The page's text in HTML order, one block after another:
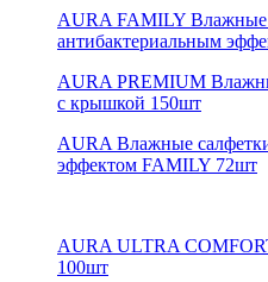
AURA FAMILY Влажные
антибактериальным
AURA PREMIUM
с крышкой 150шт
AURA Влажные
эффектом FAMILY 72шт
AURA ULTRA
100шт